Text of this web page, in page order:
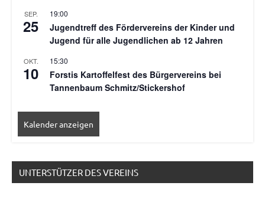
SEP.
25
19:00
Jugendtreff des Fördervereins der Kinder und
Jugend für alle Jugendlichen ab 12 Jahren
OKT.
10
15:30
Forstis Kartoffelfest des Bürgervereins bei
Tannenbaum Schmitz/Stickershof
Kalender anzeigen
UNTERSTÜTZER DES VEREINS